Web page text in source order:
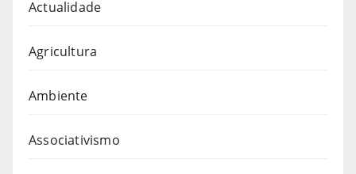
Actualidade
Agricultura
Ambiente
Associativismo